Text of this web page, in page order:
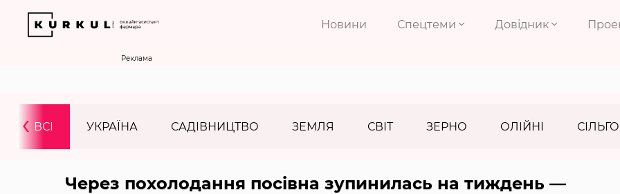
Новини Спецтеми Довідник
Реклама
ВСІ УКРАЇНА САДІВНИЦТВО ЗЕМЛЯ СВІТ ЗЕРНО ОЛІЙНІ
‹
Через похолодання посівна зупинилась на тиждень —